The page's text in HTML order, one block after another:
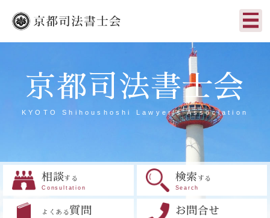
京都司法書士会
KYOTO Shihoushoshi Lawyer's Association
相談する
Consultation
検索 する
Search
よくある質問 お問合せ